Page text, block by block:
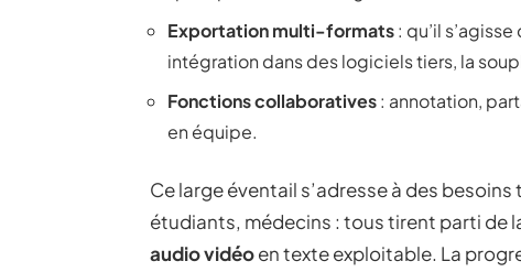
Exportation multi-formats: qu’il
intégration dans des logiciels tiers, la
Fonctions collaboratives: annotation,
en équipe.
Ce large éventail s’adresse à des
étudiants, médecins : tous tirent parti de
audio vidéoen texte exploitable. La